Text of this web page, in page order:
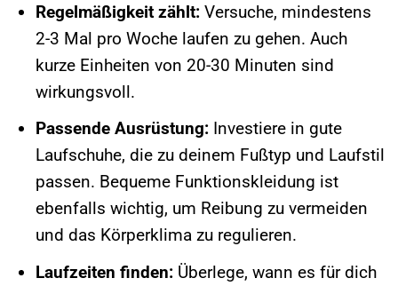
Regelmäßigkeit zählt:Versuche, mindestens
2-3 Mal pro Woche laufen zu gehen. Auch
kurze Einheiten von 20-30 Minuten sind
wirkungsvoll.
Passende Ausrüstung:Investiere in gute
Laufschuhe, die zu deinem Fußtyp und Laufstil
passen. Bequeme Funktionskleidung ist
ebenfalls wichtig, um Reibung zu vermeiden
und das Körperklima zu regulieren.
Laufzeiten finden:Überlege, wann es für dich